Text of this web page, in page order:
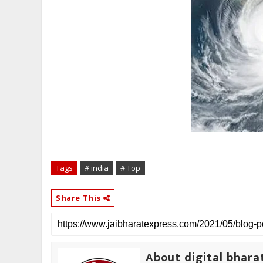
Tags # india # Top
Share This
About digital